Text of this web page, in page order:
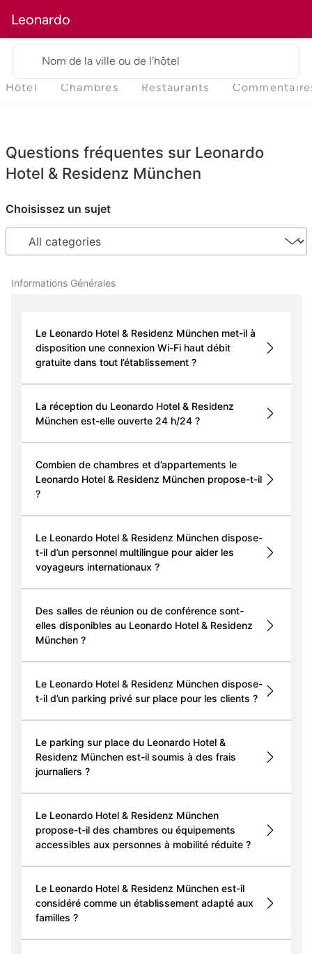
Leonardo
Nom de la ville ou de l'hôtel
Hôtel Chambres Restaurants
Questions fréquentes sur Leonardo
Hotel & Residenz München
Choisissez un sujet
Informations Générales
Le Leonardo Hotel & Residenz München met-il à
disposition une connexion Wi-Fi haut débit
gratuite dans tout l’établissement ?
La réception du Leonardo Hotel & Residenz
München est-elle ouverte 24 h/24 ?
Combien de chambres et d’appartements le
Leonardo Hotel & Residenz München propose-t-il
?
Le Leonardo Hotel & Residenz München dispose-
t-il d’un personnel multilingue pour aider les
voyageurs internationaux ?
Des salles de réunion ou de conférence sont-
elles disponibles au Leonardo Hotel & Residenz
München ?
Le Leonardo Hotel & Residenz München dispose-
t-il d’un parking privé sur place pour les clients ?
Le parking sur place du Leonardo Hotel &
Residenz München est-il soumis à des frais
journaliers ?
Le Leonardo Hotel & Residenz München
propose-t-il des chambres ou équipements
accessibles aux personnes à mobilité réduite ?
Le Leonardo Hotel & Residenz München est-il
considéré comme un établissement adapté aux
familles ?